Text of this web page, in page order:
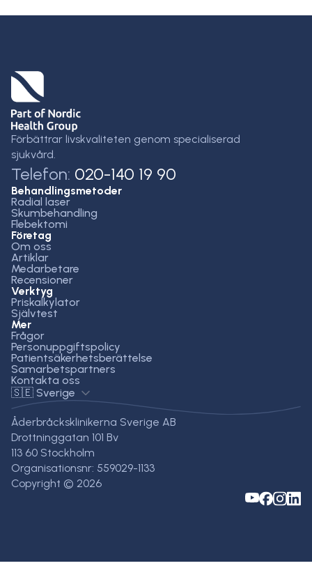
Förbättrar livskvaliteten genom specialiserad
sjukvård.
Telefon: 020-140 19 90
Behandlingsmetoder
Radial laser
Skumbehandling
Flebektomi
Företag
Om oss
Artiklar
Medarbetare
Recensioner
Verktyg
Priskalkylator
Självtest
Mer
Frågor
Personuppgiftspolicy
Patientsäkerhetsberättelse
Samarbetspartners
Kontakta oss
🇸🇪 Sverige
Åderbråcksklinikerna Sverige AB
Drottninggatan 101 Bv
113 60 Stockholm
Organisationsnr: 559029-1133
Copyright © 2026